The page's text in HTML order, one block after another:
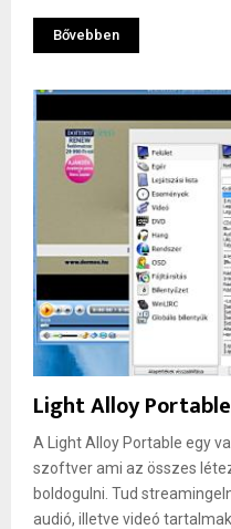
Bővebben
Light Alloy Portable
A Light Alloy Portable egy
szoftver ami az összes
boldogulni. Tud
audió, illetve videó